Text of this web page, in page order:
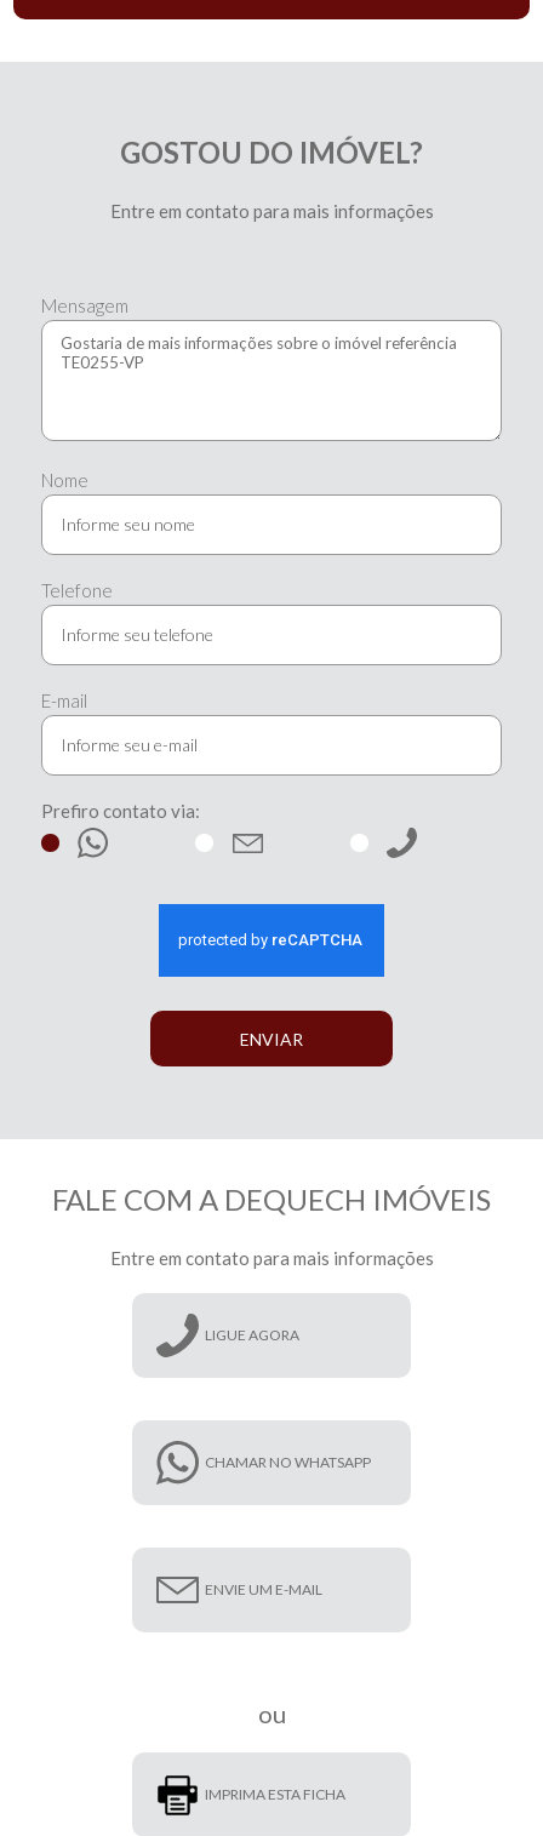
GOSTOU DO IMÓVEL?
Entre em contato para mais informações
Mensagem
Nome
Telefone
E-mail
Prefiro contato via:
ENVIAR
FALE COM A DEQUECH IMÓVEIS
Entre em contato para mais informações
LIGUE AGORA
CHAMAR NO WHATSAPP
ENVIE UM E-MAIL
ou
IMPRIMA ESTA FICHA